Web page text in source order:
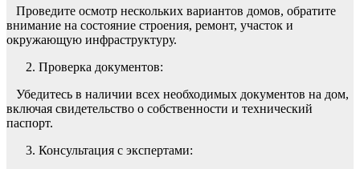
Проведите осмотр нескольких вариантов домов, обратите
внимание на состояние строения, ремонт, участок и
окружающую инфраструктуру.
Проверка документов:
Убедитесь в наличии всех необходимых документов на дом,
включая свидетельство о собственности и технический
паспорт.
Консультация с экспертами: